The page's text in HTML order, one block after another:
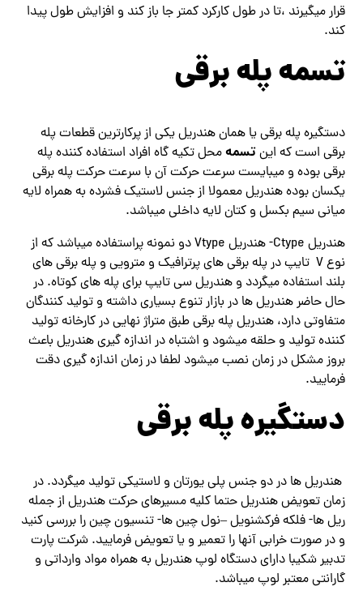
قرار میگیرند ،تا در طول کارکرد کمتر جا باز کند و افزایش طول پیدا
کند.
تسمه پله برقی
دستگیره پله برقی یا همان هندریل یکی از پرکارترین قطعات پله
برقی است که اینتسمهمحل تکیه گاه افراد استفاده کننده پله
برقی بوده و میبایست سرعت حرکت آن با سرعت حرکت پله برقی
یکسان بوده هندریل معمولا از جنس لاستیک فشرده به همراه لایه
میانی سیم بکسل و کتان لایه داخلی میباشد.
هندریل Ctype- هندریل Vtype دو نمونه پراستفاده میباشد که از
نوع V تایپ در پله برقی های پرترافیک و مترویی و پله برقی های
بلند استفاده میگردد و هندریل سی تایپ برای پله های کوتاه. در
حال حاضر هندریل ها در بازار تنوع بسیاری داشته و تولید کنندگان
متفاوتی دارد، هندریل پله برقی طبق متراژ نهایی در کارخانه تولید
کننده تولید و حلقه میشود و اشتباه در اندازه گیری هندریل باعث
بروز مشکل در زمان نصب میشود لطفا در زمان اندازه گیری دقت
فرمایید.
دستگیره پله برقی
هندریل ها در دو جنس پلی یورتان و لاستیکی تولید میگردد. در
زمان تعویض هندریل حتما کلیه مسیرهای حرکت هندریل از جمله
ریل ها- فلکه فرکشنویل –نول چین ها- تنسیون چین را بررسی کنید
و در صورت خرابی آنها را تعمیر و یا تعویض فرمایید. شرکت پارت
تدبیر شکیبا دارای دستگاه لوپ هندریل به همراه مواد وارداتی و
گارانتی معتبر لوپ میباشد.